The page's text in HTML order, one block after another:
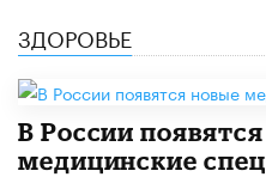
ЗДОРОВЬЕ
В России
медицинские